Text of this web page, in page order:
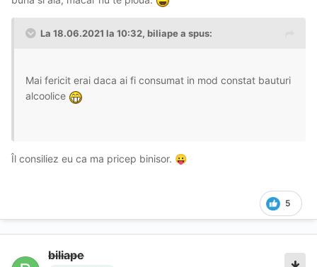
La 18.06.2021 la 10:32, biliapea spus:
Mai fericit erai daca ai fi consumat in mod constat bauturi
alcoolice
Îl consiliez eu ca ma pricep binisor. 😛
5
biliape